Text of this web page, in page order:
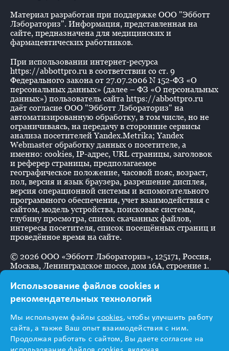
Материал разработан при поддержке ООО "Эбботт
Лэбораториз". Информация, представленная на
сайте, предназначена для медицинских и
фармацевтических работников.
При использовании интернет-ресурса
https://abbottpro.ru в соответствии со ст. 9
Федерального закона от 27.07.2006 N 152-ФЗ «О
персональных данных» (далее – ФЗ «О персональных
данных») пользователь сайта https://abbottpro.ru
даёт согласие ООО "Эбботт Лэбораториз" на
автоматизированную обработку, в том числе, но не
ограничиваясь, на передачу в сторонние сервисы
анализа посетителей Yandex.Metrika; Yandex
Webmaster обработку данных о посетителе, а
именно: cookies, IP-адрес, URL страницы, заголовок
и реферер страницы, предполагаемое
географическое положение, часовой пояс, возраст,
пол, версия и язык браузера, разрешение дисплея,
версия операционной системы и вспомогательного
программного обеспечения, учет взаимодействия с
сайтом, модель устройства, поисковые системы,
глубину просмотра, список скачанных файлов,
интересы посетителя, список посещённых страниц и
проведённое время на сайте.
© 2026 ООО «Эбботт Лэбораториз», 125171, Россия,
Москва, Ленинградское шоссе, дом 16А, строение 1.
Информация
предназначена для
Использование файлов cookies и
рекомендательных технологий
Мы используем файлыcookies, чтобы улучшить работу
сайта, а также Ваш опыт взаимодействия с ним.
Продолжая работать с сайтом, Вы даете согласие на